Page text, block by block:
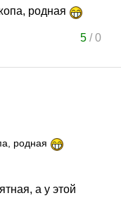
родная
5/0
родная
а у этой